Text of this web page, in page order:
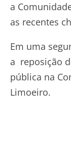
a
as recentes
Em uma
a reposição
pública na
Limoeiro.